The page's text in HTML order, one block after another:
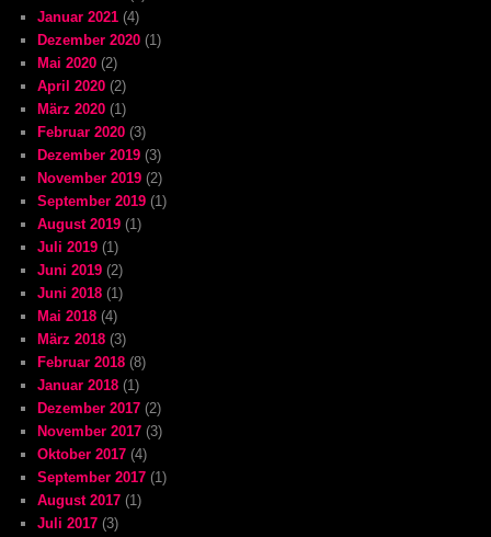
Januar 2021 (4)
Dezember 2020 (1)
Mai 2020 (2)
April 2020 (2)
März 2020 (1)
Februar 2020 (3)
Dezember 2019 (3)
November 2019 (2)
September 2019 (1)
August 2019 (1)
Juli 2019 (1)
Juni 2019 (2)
Juni 2018 (1)
Mai 2018 (4)
März 2018 (3)
Februar 2018 (8)
Januar 2018 (1)
Dezember 2017 (2)
November 2017 (3)
Oktober 2017 (4)
September 2017 (1)
August 2017 (1)
Juli 2017 (3)